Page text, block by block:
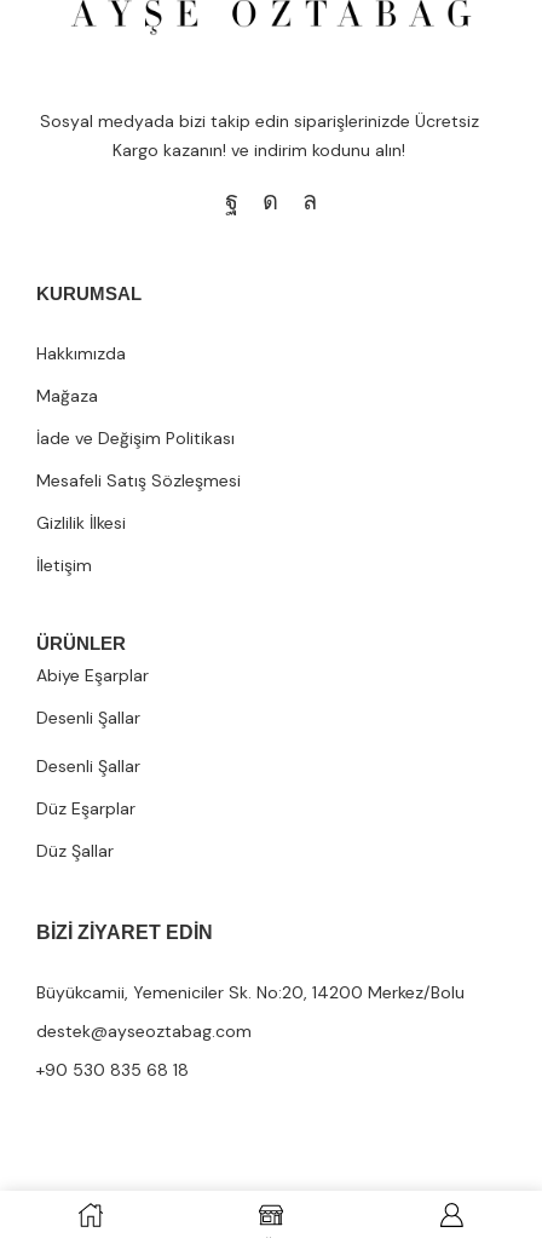
Sosyal medyada bizi takip edin siparişlerinizde Ücretsiz
Kargo kazanın! ve indirim kodunu alın!
KURUMSAL
Hakkımızda
Mağaza
İade ve Değişim Politikası
Mesafeli Satış Sözleşmesi
Gizlilik İlkesi
İletişim
ÜRÜNLER
Abiye Eşarplar
Desenli Şallar
Desenli Şallar
Düz Eşarplar
Düz Şallar
BIZI ZIYARET EDIN
Büyükcamii, Yemeniciler Sk. No:20, 14200 Merkez/Bolu
destek@ayseoztabag.com
+90 530 835 68 18